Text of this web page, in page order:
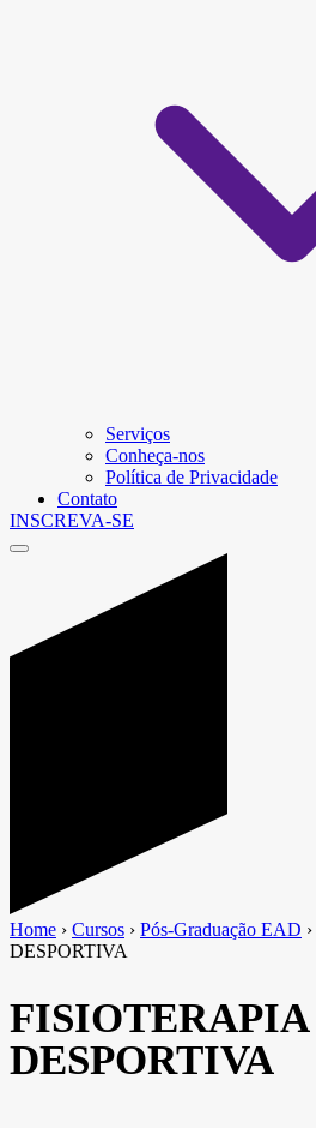
Serviços
Conheça-nos
Política de Privacidade
Contato
INSCREVA-SE
Home › Cursos › Pós-Graduação EAD ›
DESPORTIVA
FISIOTERAPIA
DESPORTIVA